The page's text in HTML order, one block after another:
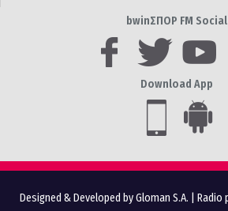
bwinΣΠΟΡ FM Social
Download App
Designed & Developed by Gloman S.A. Radio